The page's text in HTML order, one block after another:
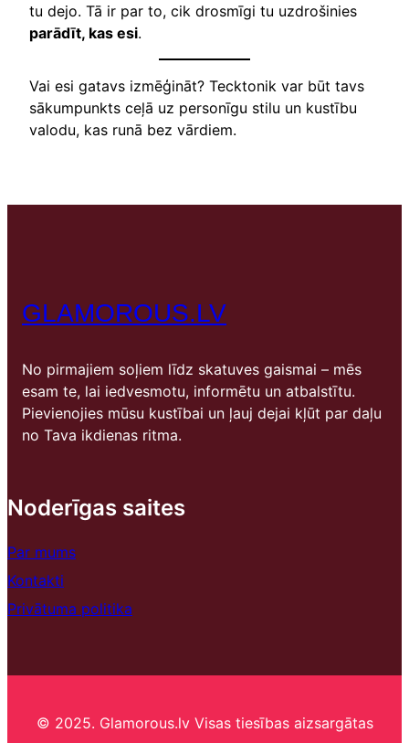
tu dejo. Tā ir par to, cik drosmīgi tu uzdrošinies
parādīt, kas esi.
Vai esi gatavs izmēģināt? Tecktonik var būt tavs
sākumpunkts ceļā uz personīgu stilu un kustību
valodu, kas runā bez vārdiem.
GLAMOROUS.LV
No pirmajiem soļiem līdz skatuves gaismai – mēs
esam te, lai iedvesmotu, informētu un atbalstītu.
Pievienojies mūsu kustībai un ļauj dejai kļūt par daļu
no Tava ikdienas ritma.
Noderīgas saites
Par mums
Kontakti
Privātuma politika
© 2025. Glamorous.lv Visas tiesības aizsargātas